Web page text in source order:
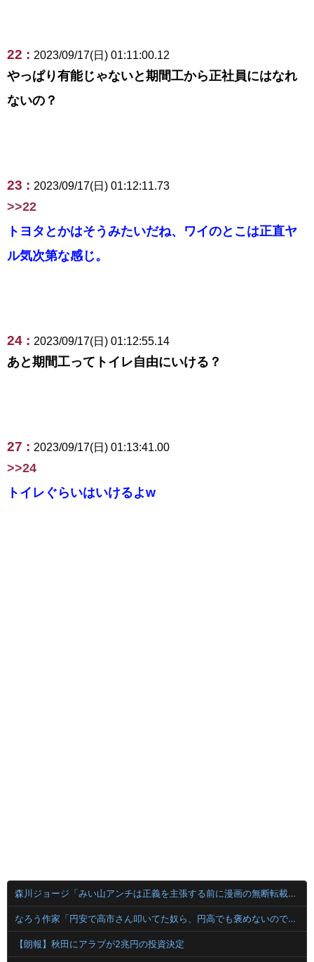
22 : 2023/09/17(日) 01:11:00.12
やっぱり有能じゃないと期間工から正社員にはなれ
ないの？
23 : 2023/09/17(日) 01:12:11.73
>>22
トヨタとかはそうみたいだね、ワイのとこは正直ヤ
ル気次第な感じ。
24 : 2023/09/17(日) 01:12:55.14
あと期間工ってトイレ自由にいける？
27 : 2023/09/17(日) 01:13:41.00
>>24
トイレぐらいはいけるよw
森川ジョージ「みい山アンチは正義を主張する前に漫画の無断転載をやめろよ」←これwwww
なろう作家「円安で高市さん叩いてた奴ら、円高でも褒めないのでポジショントーク確定ｗｗｗ」
【朗報】秋田にアラブが2兆円の投資決定